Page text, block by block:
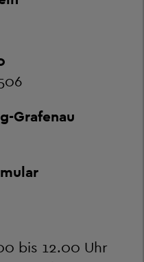
Grafenau
bis 12.00 Uhr